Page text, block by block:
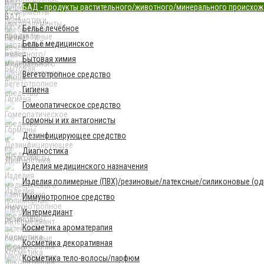
БАД - продукты растительного/животного/минерального
Бельё лечебное
Бельё медицинское
Бытовая химия
Вегетотропное средство
Гигиена
Гомеопатическое средство
Гормоны и их антагонисты
Дезинфицирующее средство
Диагностика
Изделия медицинского назначения
Изделия полимерные (ПВХ)/резиновые/латексные/силиконовые
Иммунотропное средство
Интермедиант
Косметика ароматерапия
Косметика декоративная
Косметика тело-волосы/парфюм